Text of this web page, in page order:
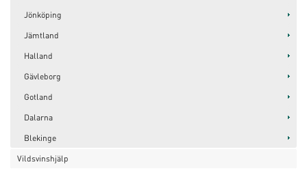
Jönköping
Jämtland
Halland
Gävleborg
Gotland
Dalarna
Blekinge
Vildsvinshjälp